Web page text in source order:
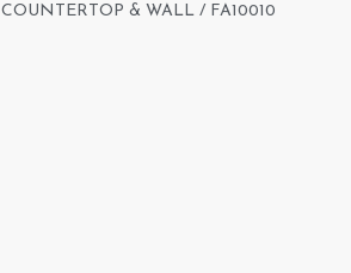
COUNTERTOP & WALL / FA10010